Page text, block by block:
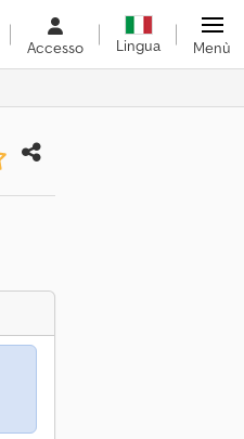
Accesso Lingua Menù